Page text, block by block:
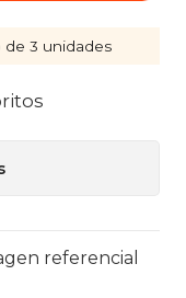
de 3 unidades
referencial